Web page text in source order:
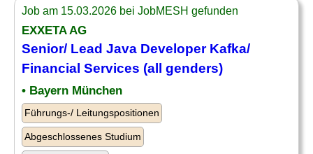
Job am 15.03.2026 bei JobMESH gefunden
EXXETA AG
Senior/ Lead Java DeveloperKafka/
Financial Services (all genders)
• Bayern München
Führungs-/ Leitungspositionen
Abgeschlossenes Studium